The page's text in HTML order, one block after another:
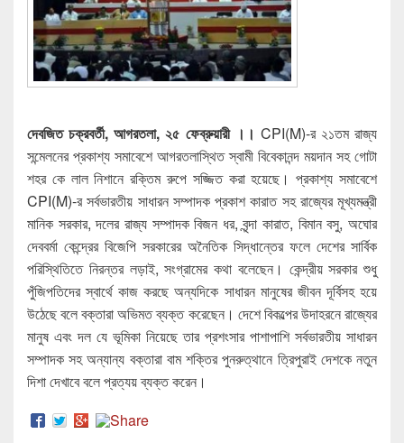
দেবজিত চক্রবর্তী, আগরতলা, ২৫ ফেব্রুয়ারী ।। CPI(M)-র ২১তম রাজ্য
সন্মেলনের প্রকাশ্য সমাবেশে আগরতলাস্থিত স্বামী বিবেকানন্দ ময়দান সহ গোটা
শহর কে লাল নিশানে রক্তিম রুপে সজ্জিত করা হয়েছে। প্রকাশ্য সমাবেশে
CPI(M)-র সর্বভারতীয় সাধারন সম্পাদক প্রকাশ কারাত সহ রাজ্যের মূখ্যমন্ত্রী
মানিক সরকার, দলের রাজ্য সম্পাদক বিজন ধর, বৃন্দা কারাত, বিমান বসু, অঘোর
দেববর্মা কেন্দ্রের বিজেপি সরকারের অনৈতিক সিদ্ধান্তের ফলে দেশের সার্বিক
পরিস্থিতিতে নিরন্তর লড়াই, সংগ্রামের কথা বলেছেন। কেন্দ্রীয় সরকার শুধু
পুঁজিপতিদের স্বার্থে কাজ করছে অন্যদিকে সাধারন মানুষের জীবন দূর্বিসহ হয়ে
উঠেছে বলে বক্তারা অভিমত ব্যক্ত করেছেন। দেশে বিকল্পের উদাহরনে রাজ্যের
মানুষ এবং দল যে ভূমিকা নিয়েছে তার প্রশংসার পাশাপাশি সর্বভারতীয় সাধারন
সম্পাদক সহ অন্যান্য বক্তারা বাম শক্তির পুনরুত্থানে ত্রিপুরাই দেশকে নতুন
দিশা দেখাবে বলে প্রত্যয় ব্যক্ত করেন।